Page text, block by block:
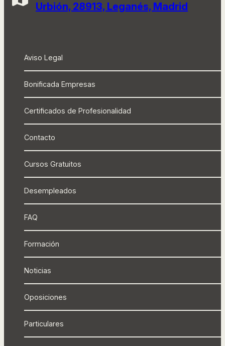
Urbión, 28913, Leganés, Madrid
Aviso Legal
Bonificada Empresas
Certificados de Profesionalidad
Contacto
Cursos Gratuitos
Desempleados
FAQ
Formación
Noticias
Oposiciones
Particulares